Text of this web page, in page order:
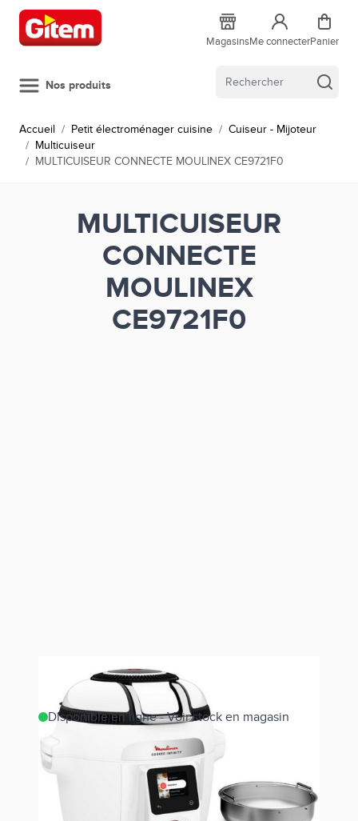
Allez au contenu
MagasinsMe connecterPanier
Nos produits
Accueil / Petit électroménager cuisine / Cuiseur - Mijoteur
/ Multicuiseur
/ MULTICUISEUR CONNECTE MOULINEX CE9721F0
MULTICUISEUR
CONNECTE
MOULINEX
CE9721F0
Disponible en ligne - Voir stock en magasin
Estimer les frais de port
Référence CE9721F0